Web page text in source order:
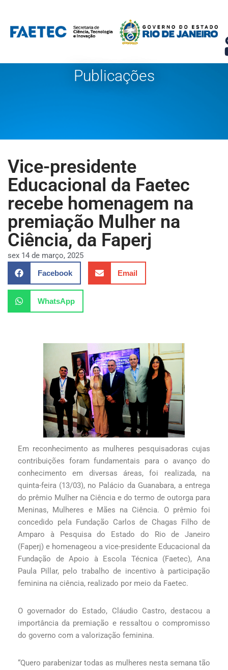
Pular
para
conteúdo
Publicações
Vice-presidente
Educacional da Faetec
recebe homenagem na
premiação Mulher na
Ciência, da Faperj
sex 14 de março, 2025
Facebook Email
WhatsApp
Em reconhecimento as mulheres pesquisadoras cujas
contribuições foram fundamentais para o avanço do
conhecimento em diversas áreas, foi realizada, na
quinta-feira (13/03), no Palácio da Guanabara, a entrega
do prêmio Mulher na Ciência e do termo de outorga para
Meninas, Mulheres e Mães na Ciência. O prêmio foi
concedido pela Fundação Carlos de Chagas Filho de
Amparo à Pesquisa do Estado do Rio de Janeiro
(Faperj) e homenageou a vice-presidente Educacional da
Fundação de Apoio à Escola Técnica (Faetec), Ana
Paula Pillar, pelo trabalho de incentivo à participação
feminina na ciência, realizado por meio da Faetec.
O governador do Estado, Cláudio Castro, destacou a
importância da premiação e ressaltou o compromisso
do governo com a valorização feminina.
“Quero parabenizar todas as mulheres nesta semana tão